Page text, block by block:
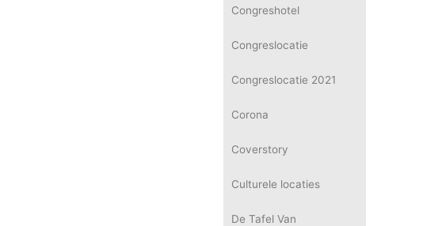
Congreshotel
Congreslocatie
Congreslocatie 2021
Corona
Coverstory
Culturele locaties
De Tafel Van